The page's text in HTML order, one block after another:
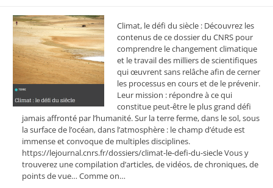
Climat, le défi du siècle : Découvrez les
contenus de ce dossier du CNRS pour
comprendre le changement climatique
et le travail des milliers de scientifiques
qui œuvrent sans relâche afin de cerner
les processus en cours et de le prévenir.
Leur mission : répondre à ce qui
constitue peut-être le plus grand défi
jamais affronté par l’humanité. Sur la terre ferme, dans le sol, sous
la surface de l’océan, dans l’atmosphère : le champ d’étude est
immense et convoque de multiples disciplines.
https://lejournal.cnrs.fr/dossiers/climat-le-defi-du-siecle Vous y
trouverez une compilation d’articles, de vidéos, de chroniques, de
points de vue… Comme on…